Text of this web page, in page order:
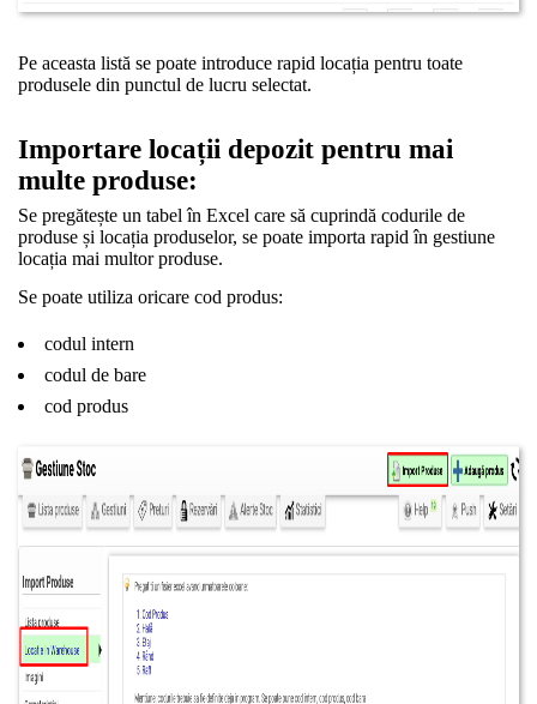
Pe aceasta listă se poate introduce rapid locația pentru toate
produsele din punctul de lucru selectat.
Importare locații depozit pentru mai
multe produse:
Se pregătește un tabel în Excel care să cuprindă codurile de
produse și locația produselor, se poate importa rapid în gestiune
locația mai multor produse.
Se poate utiliza oricare cod produs:
codul intern
codul de bare
cod produs